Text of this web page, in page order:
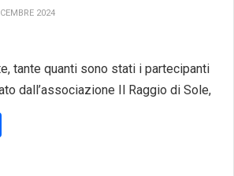
2024
tante quanti sono stati i partecipanti
dall’associazione Il Raggio di Sole,